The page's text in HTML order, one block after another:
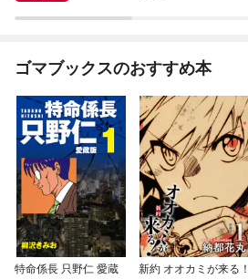
ゴマブックスのおすすめ本
特命係長 只野仁 愛蔵
新約 オオカミが来る！